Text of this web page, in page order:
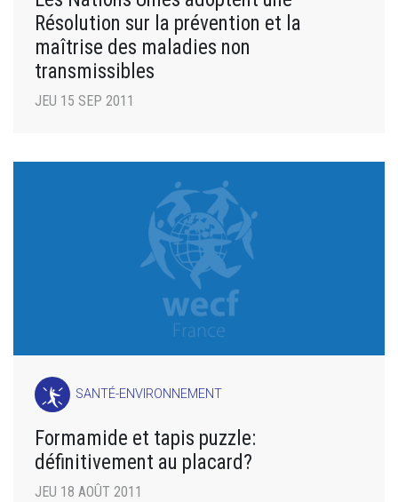
Résolution sur la prévention et la
maîtrise des maladies non
transmissibles
JEU 15 SEP 2011
SANTÉ-ENVIRONNEMENT
Formamide et tapis puzzle:
définitivement au placard?
JEU 18 AOÛT 2011